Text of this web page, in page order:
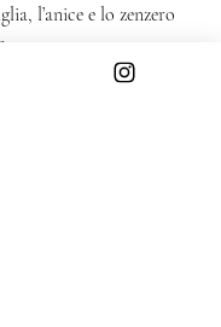
l’anice e lo zenzero